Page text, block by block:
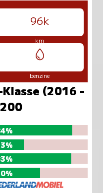
96k
km
benzine
(2016 -